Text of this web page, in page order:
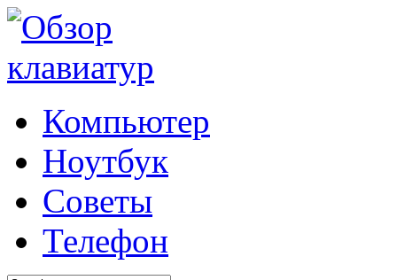
Компьютер
Ноутбук
Советы
Телефон